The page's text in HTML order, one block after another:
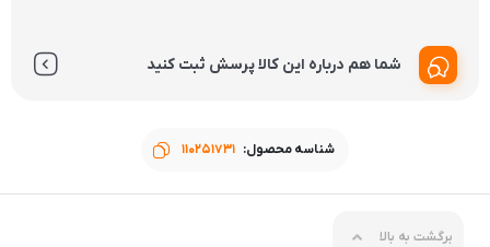
شما هم درباره این کالا پرسش ثبت کنید
شناسه محصول: 110251731
برگشت به بالا